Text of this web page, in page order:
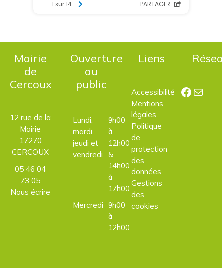
Mairie
de
Cercoux
12 rue de la
Mairie
17270
CERCOUX
05 46 04
73 05
Nous écrire
Ouverture
au
public
Lundi,
mardi,
jeudi et
vendredi
9h00
à
12h00
&
14h00
à
17h00
Mercredi 9h00
à
12h00
Liens
Accessibilité
Mentions
légales
Politique
de
protection
des
données
Gestions
des
cookies
E-mail